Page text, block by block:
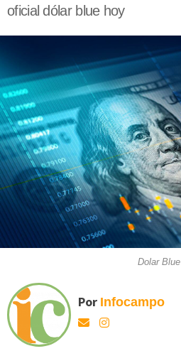
oficial dólar blue hoy
Dolar Blue
Por Infocampo